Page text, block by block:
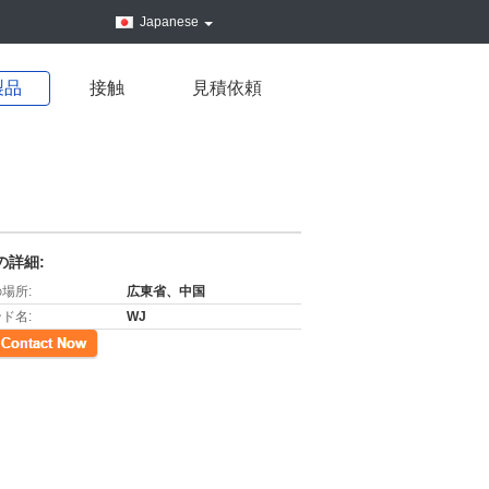
Japanese
品 接触 見積依頼
詳細:
所:
広東省、中国
名:
WJ